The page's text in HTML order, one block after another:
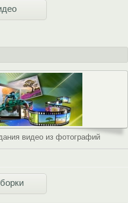
видео из фотографий